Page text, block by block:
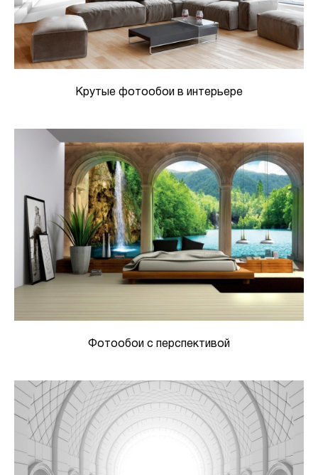
Крутые фотообои в интерьере
Фотообои с перспективой